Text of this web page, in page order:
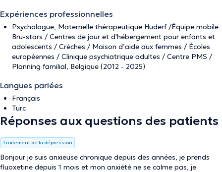
Expériences professionnelles
Psychologue, Maternelle thérapeutique Huderf /Équipe mobile
Bru-stars / Centres de jour et d'hébergement pour enfants et
adolescents / Crèches / Maison d’aide aux femmes / Écoles
européennes / Clinique psychiatrique adultes / Centre PMS /
Planning familial, Belgique (2012 - 2025)
Langues parlées
Français
Turc
Réponses aux questions des patients
Traitement de la dépression
Bonjour je suis anxieuse chronique depuis des années, je prends
fluoxetine depuis 1 mois et mon anxiété ne se calme pas, je